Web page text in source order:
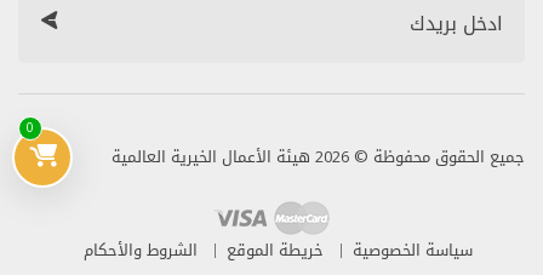
0
جميع الحقوق محفوظة © 2026 هيئة الأعمال الخيرية العالمية
سياسة الخصوصية خريطة الموقع الشروط والأحكام